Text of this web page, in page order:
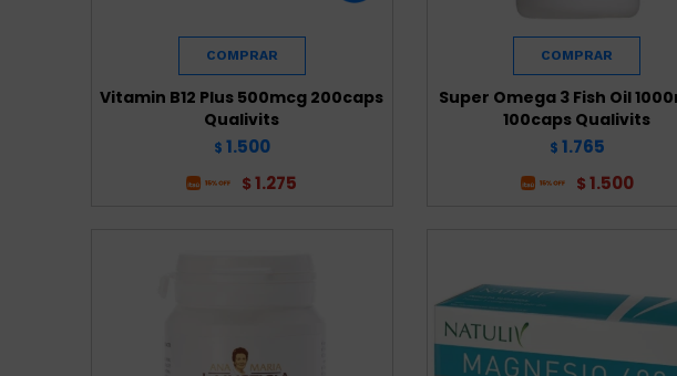
Vitamin B12 Plus 500mcg 200caps
Qualivits
$ 1.500
$ 1.275
Super Omega 3 Fish Oil
100caps Qualivits
$ 1.765
$ 1.500